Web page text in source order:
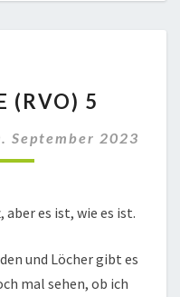
(RVO) 5
September 2023
es ist, wie es ist.
und Löcher gibt es
mal sehen, ob ich